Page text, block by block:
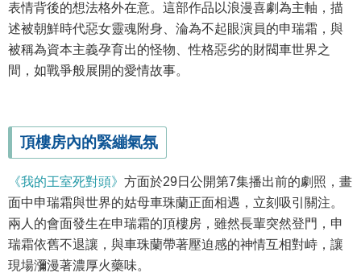
表情背後的想法格外在意。這部作品以浪漫喜劇為主軸，描
述被朝鮮時代惡女靈魂附身、淪為不起眼演員的申瑞霜，與
被稱為資本主義孕育出的怪物、性格惡劣的財閥車世界之
間，如戰爭般展開的愛情故事。
頂樓房內的緊繃氣氛
《我的王室死對頭》 方面於29日公開第7集播出前的劇照，畫
面中申瑞霜與世界的姑母車珠蘭正面相遇，立刻吸引關注。
兩人的會面發生在申瑞霜的頂樓房，雖然長輩突然登門，申
瑞霜依舊不退讓，與車珠蘭帶著壓迫感的神情互相對峙，讓
現場瀰漫著濃厚火藥味。